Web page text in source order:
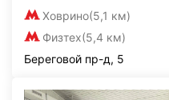
Ховрино(5,1 км)
Физтех(5,4 км)
Береговой пр-д, 5